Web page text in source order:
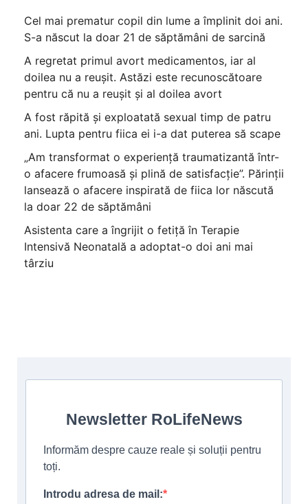
Cel mai prematur copil din lume a împlinit doi ani.
S-a născut la doar 21 de săptămâni de sarcină
A regretat primul avort medicamentos, iar al
doilea nu a reușit. Astăzi este recunoscătoare
pentru că nu a reușit și al doilea avort
A fost răpită și exploatată sexual timp de patru
ani. Lupta pentru fiica ei i-a dat puterea să scape
„Am transformat o experiență traumatizantă într-
o afacere frumoasă și plină de satisfacție”. Părinții
lansează o afacere inspirată de fiica lor născută
la doar 22 de săptămâni
Asistenta care a îngrijit o fetiță în Terapie
Intensivă Neonatală a adoptat-o doi ani mai
târziu
Newsletter RoLifeNews
Informăm despre cauze reale și soluții pentru
toți.
Introdu adresa de mail: